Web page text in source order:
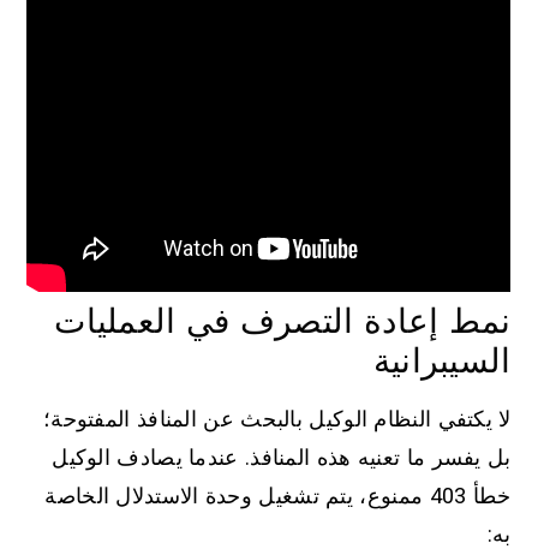
نمط إعادة التصرف في العمليات
السيبرانية
لا يكتفي النظام الوكيل بالبحث عن المنافذ المفتوحة؛
بل يفسر ما تعنيه هذه المنافذ. عندما يصادف الوكيل
خطأ 403 ممنوع، يتم تشغيل وحدة الاستدلال الخاصة
به: